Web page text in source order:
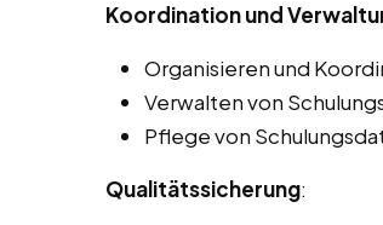
Koordination und
Organisieren und
Verwalten von
Pflege von
Qualitätssicherung: